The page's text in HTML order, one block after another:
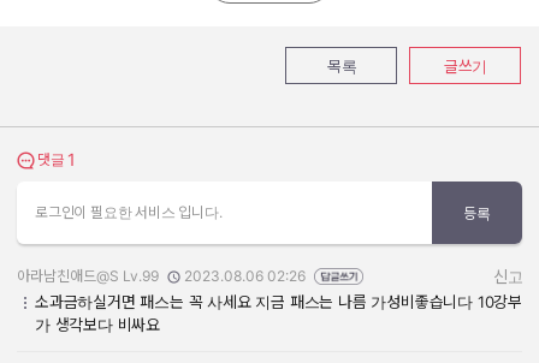
목록 글쓰기
댓글 보기
댓글 1
로그인이 필요한 서비스 입니다. 등록
작성자:
아라남친애드@S Lv.99
작성일:
2023.08.06 02:26
신고
소과금하실거면 패스는 꼭 사세요 지금 패스는 나름 가성비좋습니다 10강부
가 생각보다 비싸요